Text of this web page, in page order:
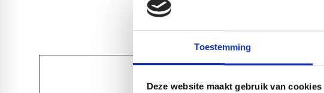
Toestemming
Deze website maakt gebruik van cookies